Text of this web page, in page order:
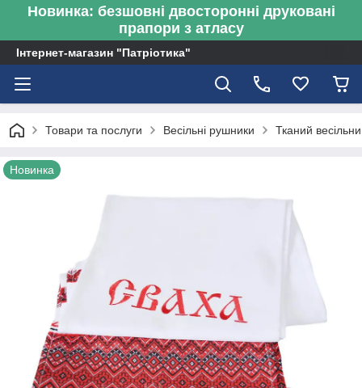
Новинка: безшовні двосторонні друковані
прапори з атласу
Інтернет-магазин "Патріотика"
Товари та послуги Весільні рушники Тканий
Новинка